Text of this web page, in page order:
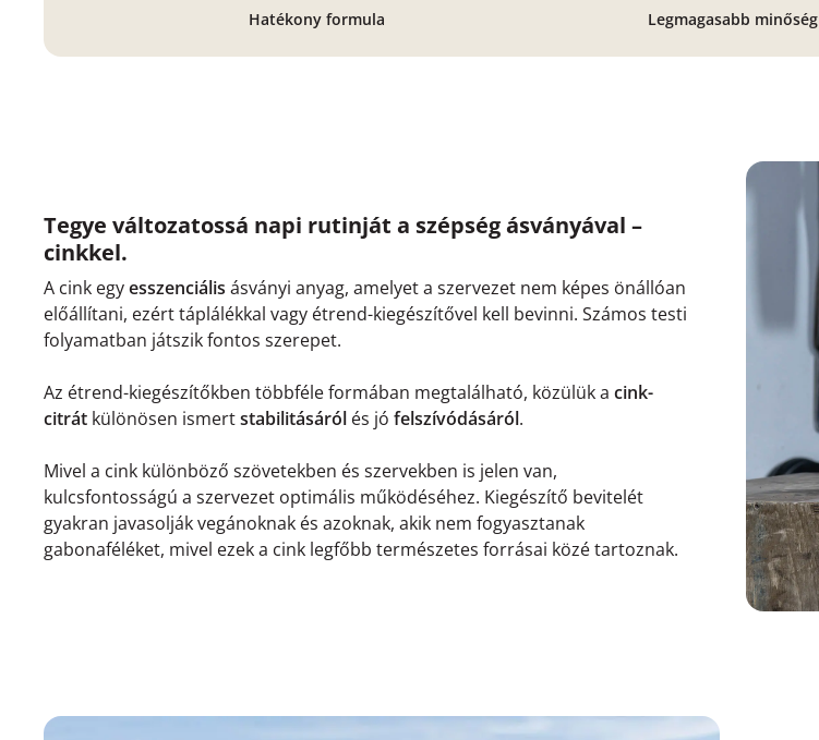
Hatékony formula Legmagasabb minőség
Tegye változatossá napi rutinját a szépség ásványával –
cinkkel.
A cink egyesszenciális ásványi anyag, amelyet a szervezet nem képes önállóan
előállítani, ezért táplálékkal vagy étrend-kiegészítővel kell bevinni. Számos testi
folyamatban játszik fontos szerepet.
Az étrend-kiegészítőkben többféle formában megtalálható, közülük a cink-
citrát különösen ismertstabilitásáról és jó felszívódásáról.
Mivel a cink különböző szövetekben és szervekben is jelen van,
kulcsfontosságú a szervezet optimális működéséhez. Kiegészítő bevitelét
gyakran javasolják vegánoknak és azoknak, akik nem fogyasztanak
gabonaféléket, mivel ezek a cink legfőbb természetes forrásai közé tartoznak.